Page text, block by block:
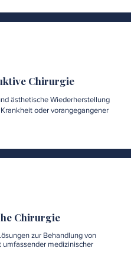
Chirurgie
ästhetische Wiederherstellung
oder vorangegangener
Chirurgie
zur Behandlung von
umfassender medizinischer